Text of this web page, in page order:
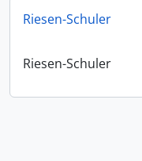
Riesen-Schuler
Riesen-Schuler